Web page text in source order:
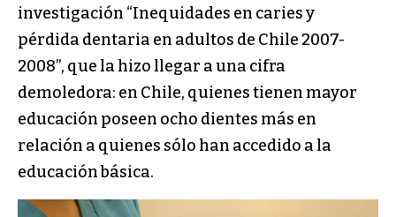
investigación “Inequidades en caries y
pérdida dentaria en adultos de Chile 2007-
2008”, que la hizo llegar a una cifra
demoledora: en Chile, quienes tienen mayor
educación poseen ocho dientes más en
relación a quienes sólo han accedido a la
educación básica.